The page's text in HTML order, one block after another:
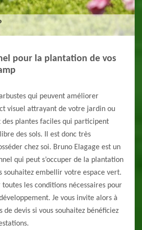
pour la plantation de vos
qui peuvent améliorer
visuel attrayant de votre jardin ou
des plantes faciles qui participent
des sols. Il est donc très
chez soi. Bruno Elagage est un
qui peut s’occuper de la plantation
souhaitez embellir votre espace vert.
les conditions nécessaires pour
Je vous invite alors à
de devis si vous souhaitez bénéficiez